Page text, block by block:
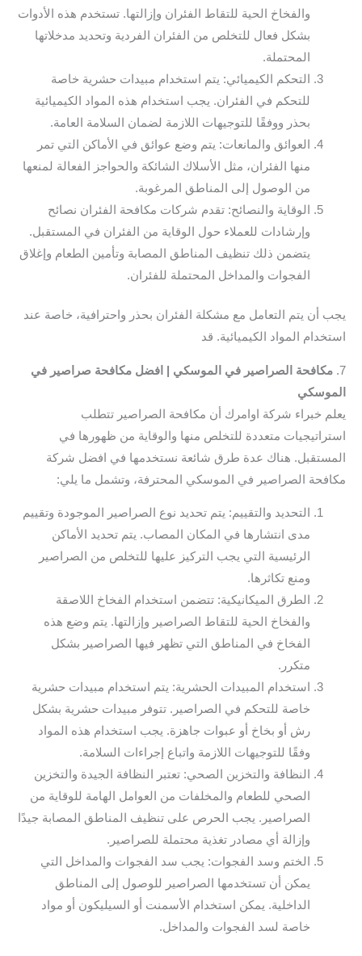
والفخاخ الحية للتقاط الفئران وإزالتها. تستخدم هذه الأدوات
بشكل فعال للتخلص من الفئران الفردية وتحديد مدخلاتها
المحتملة.
التحكم الكيميائي: يتم استخدام مبيدات حشرية خاصة
للتحكم في الفئران. يجب استخدام هذه المواد الكيميائية
بحذر ووفقًا للتوجيهات اللازمة لضمان السلامة العامة.
العوائق والمانعات: يتم وضع عوائق في الأماكن التي تمر
منها الفئران، مثل الأسلاك الشائكة والحواجز الفعالة لمنعها
من الوصول إلى المناطق المرغوبة.
الوقاية والنصائح: تقدم شركات مكافحة الفئران نصائح
وإرشادات للعملاء حول الوقاية من الفئران في المستقبل.
يتضمن ذلك تنظيف المناطق المصابة وتأمين الطعام وإغلاق
الفجوات والمداخل المحتملة للفئران.
يجب أن يتم التعامل مع مشكلة الفئران بحذر واحترافية، خاصة عند
استخدام المواد الكيميائية. قد
7. مكافحة الصراصير في الموسكي | افضل مكافحة صراصير في
الموسكي
يعلم خبراء شركة اوامرك أن مكافحة الصراصير تتطلب
استراتيجيات متعددة للتخلص منها والوقاية من ظهورها في
المستقبل. هناك عدة طرق شائعة نستخدمها في افضل شركة
مكافحة الصراصير في الموسكي المحترفة، وتشمل ما يلي:
التحديد والتقييم: يتم تحديد نوع الصراصير الموجودة وتقييم
مدى انتشارها في المكان المصاب. يتم تحديد الأماكن
الرئيسية التي يجب التركيز عليها للتخلص من الصراصير
ومنع تكاثرها.
الطرق الميكانيكية: تتضمن استخدام الفخاخ اللاصقة
والفخاخ الحية للتقاط الصراصير وإزالتها. يتم وضع هذه
الفخاخ في المناطق التي تظهر فيها الصراصير بشكل
متكرر.
استخدام المبيدات الحشرية: يتم استخدام مبيدات حشرية
خاصة للتحكم في الصراصير. تتوفر مبيدات حشرية بشكل
رش أو بخاخ أو عبوات جاهزة. يجب استخدام هذه المواد
وفقًا للتوجيهات اللازمة واتباع إجراءات السلامة.
النظافة والتخزين الصحي: تعتبر النظافة الجيدة والتخزين
الصحي للطعام والمخلفات من العوامل الهامة للوقاية من
الصراصير. يجب الحرص على تنظيف المناطق المصابة جيدًا
وإزالة أي مصادر تغذية محتملة للصراصير.
الختم وسد الفجوات: يجب سد الفجوات والمداخل التي
يمكن أن تستخدمها الصراصير للوصول إلى المناطق
الداخلية. يمكن استخدام الأسمنت أو السيليكون أو مواد
خاصة لسد الفجوات والمداخل.